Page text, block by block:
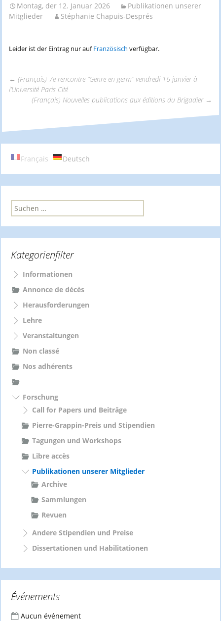
Montag, der 12. Januar 2026
Publikationen unserer
Mitglieder
Stéphanie Chapuis-Després
Leider ist der Eintrag nur aufFranzösisch verfügbar.
Beitrags-
Navigation
← (Français) 7e rencontre “Genre en germ” vendredi 16 janvier à
l’Université Paris Cité
(Français) Nouvelles publications aux éditions du Brigadier →
Français Deutsch
S
u
n
a
h
Kategorienfilter
Informationen
Annonce de décès
Herausforderungen
Lehre
Veranstaltungen
Non classé
Nos adhérents
Forschung
Call for Papers und Beiträge
Pierre-Grappin-Preis und Stipendien
Tagungen und Workshops
Libre accès
Publikationen unserer Mitglieder
Archive
Sammlungen
Revuen
Andere Stipendien und Preise
Dissertationen und Habilitationen
Événements
Aucun événement